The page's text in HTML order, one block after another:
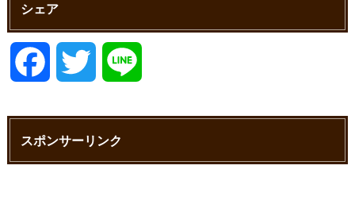
シェア
c i
スポンサーリンク